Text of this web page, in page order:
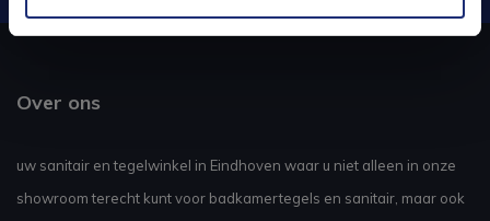
Over ons
uw sanitair en tegelwinkel in Eindhoven waar u niet alleen in onze
showroom terecht kunt voor badkamertegels en sanitair, maar ook